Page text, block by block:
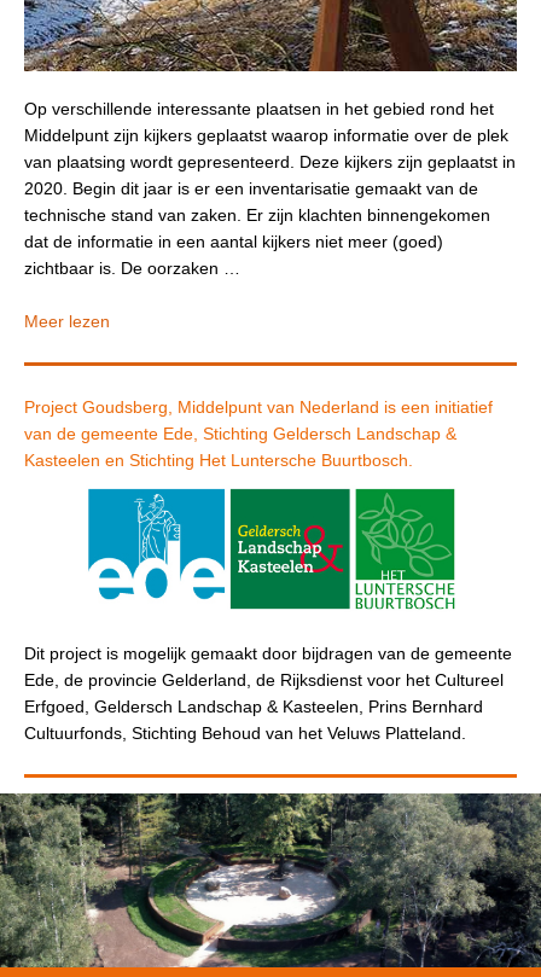
Op verschillende interessante plaatsen in het gebied rond het
Middelpunt zijn kijkers geplaatst waarop informatie over de plek
van plaatsing wordt gepresenteerd. Deze kijkers zijn geplaatst in
2020. Begin dit jaar is er een inventarisatie gemaakt van de
technische stand van zaken. Er zijn klachten binnengekomen
dat de informatie in een aantal kijkers niet meer (goed)
zichtbaar is. De oorzaken …
Meer lezen
Project Goudsberg, Middelpunt van Nederland is een initiatief
van de gemeente Ede, Stichting Geldersch Landschap &
Kasteelen en Stichting Het Luntersche Buurtbosch.
Dit project is mogelijk gemaakt door bijdragen van de gemeente
Ede, de provincie Gelderland, de Rijksdienst voor het Cultureel
Erfgoed, Geldersch Landschap & Kasteelen, Prins Bernhard
Cultuurfonds, Stichting Behoud van het Veluws Platteland.